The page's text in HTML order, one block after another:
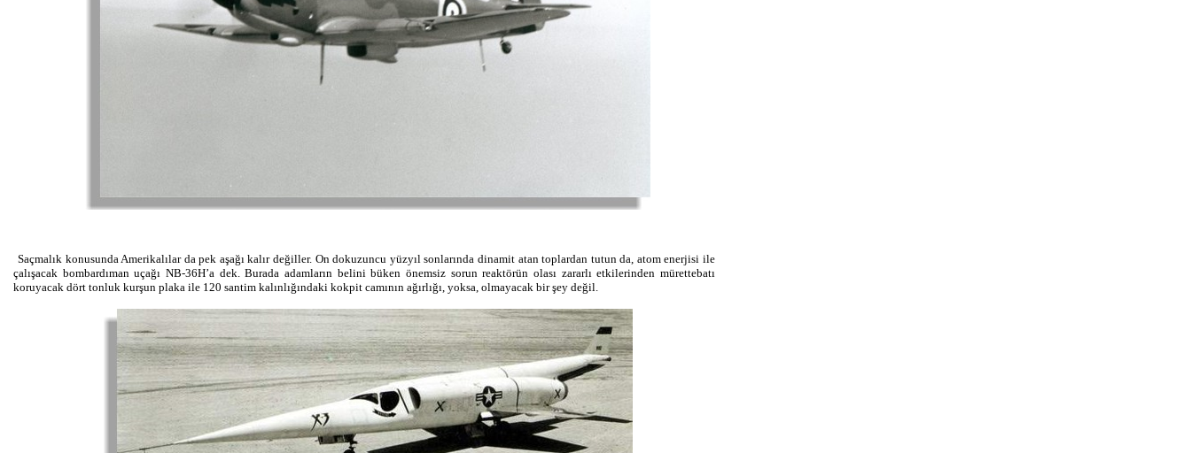
Saçmalık konusunda Amerikalılar da pek aşağı kalır değiller. On dokuzuncu yüzyıl sonlarında dinamit atan toplardan tutun da, atom enerjisi ile
çalışacak bombardıman uçağı NB-36H’a dek. Burada adamların belini büken önemsiz sorun reaktörün olası zararlı etkilerinden mürettebatı
koruyacak dört tonluk kurşun plaka ile 120 santim kalınlığındaki kokpit camının ağırlığı, yoksa, olmayacak bir şey değil.